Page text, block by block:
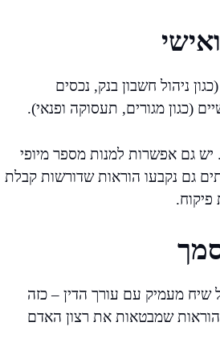
ניהול חשבון בנק, נכסים
(כגון מגורים, תעסוקה ופנאי).
גם אפשרות למנות מספר מיופי
גם נקבעו הוראות שדורשות קבלת
פיקוח.
שיח מעמיק עם עורך הדין – כזה
שמבטאות את רצון האדם